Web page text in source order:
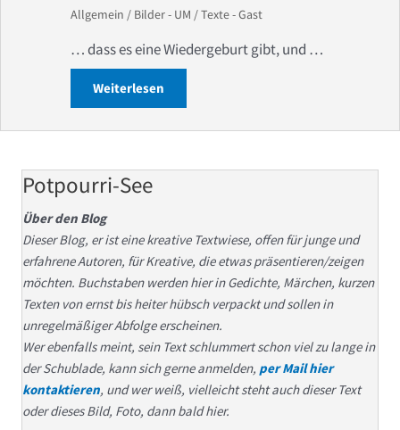
Allgemein / Bilder - UM /Texte - Gast
… dass es eine Wiedergeburt gibt, und …
Weiterlesen
Potpourri-See
Über den Blog
Dieser Blog, er ist eine kreative Textwiese, offen für junge und
erfahrene Autoren, für Kreative, die etwas präsentieren/zeigen
möchten. Buchstaben werden hier in Gedichte, Märchen, kurzen
Texten von ernst bis heiter hübsch verpackt und sollen in
unregelmäßiger Abfolge erscheinen.
Wer ebenfalls meint, sein Text schlummert schon viel zu lange in
der Schublade, kann sich gerne anmelden, per Mail hier
kontaktieren, und wer weiß, vielleicht steht auch dieser Text
oder dieses Bild, Foto, dann bald hier.